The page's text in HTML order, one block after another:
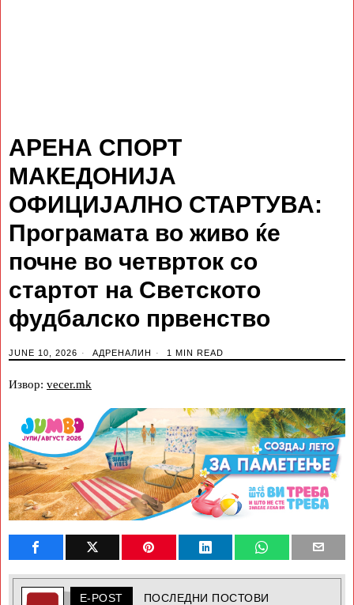
АРЕНА СПОРТ
МАКЕДОНИЈА
ОФИЦИЈАЛНО СТАРТУВА:
Програмата во живо ќе
почне во четврток со
стартот на Светското
фудбалско првенство
JUNE 10, 2026 АДРЕНАЛИН 1 MIN READ
Извор: vecer.mk
E-POST ПОСЛЕДНИ ПОСТОВИ